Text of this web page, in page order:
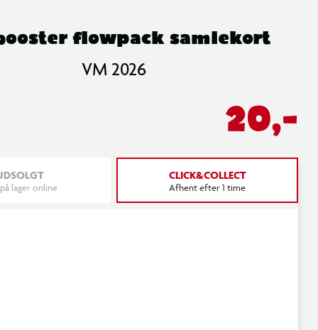
flowpack samlekort
VM 2026
20,-
lager online
CLICK&COLLECT
Afhent efter 1 time